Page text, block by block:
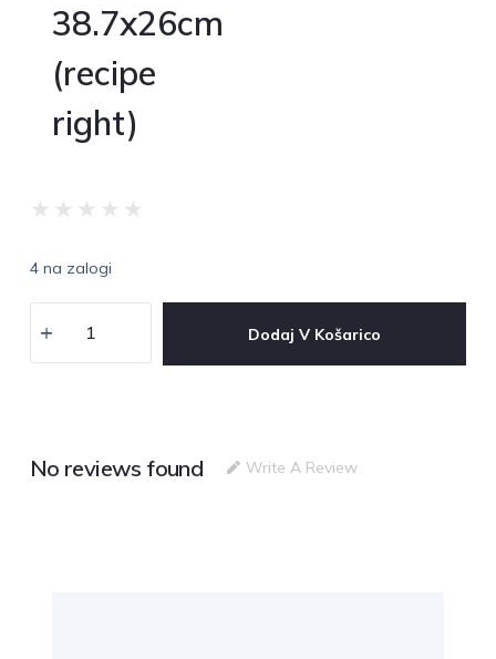
38.7x26cm
(recipe
right)
★ ★ ★ ★ ★
4 na zalogi
Dodaj V Košarico
No reviews found Write A Review